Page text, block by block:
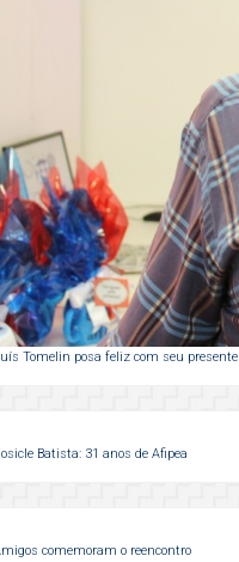
Tomelin posa feliz com seu presente
Batista: 31 anos de Afipea
comemoram o reencontro